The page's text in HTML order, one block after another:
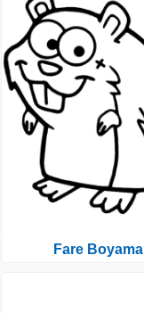
Fare Boyama